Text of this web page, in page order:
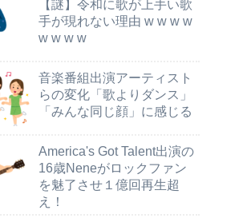
【謎】令和に歌が上手い歌
手が現れない理由 w w w w
w w w w
音楽番組出演アーティスト
らの変化「歌よりダンス」
「みんな同じ顔」に感じる
America's Got Talent出演の
16歳Neneがロックファン
を魅了させ１億回再生超
え！